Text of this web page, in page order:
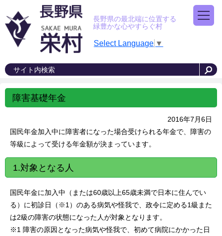
長野県の最北端に位置する
緑豊かな心やすらぐ村
Select Language ▼
障害基礎年金
2016年7月6日
国民年金加入中に障害者になった場合受けられる年金で、障害の
等級によって受ける年金額が決まっています。
1.対象となる人
国民年金に加入中（または60歳以上65歳未満で日本に住んでい
る）に初診日（※1）のある病気や怪我で、政令に定める1級また
は2級の障害の状態になった人が対象となります。
※1 障害の原因となった病気や怪我で、初めて病院にかかった日